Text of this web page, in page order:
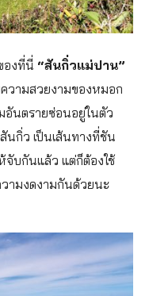
องที่นี่ “สันกิ่วแม่ปาน”
วามสวยงามของหมอก
อันตรายซ่อนอยู่ในตัว
นกิ่ว เป็นเส้นทางที่ชัน
จับกันแล้ว แต่ก็ต้องใช้
ามงดงามกันด้วยนะ